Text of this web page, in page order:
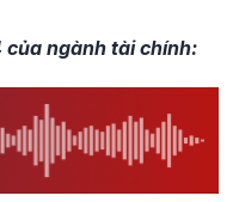
của ngành tài chính: